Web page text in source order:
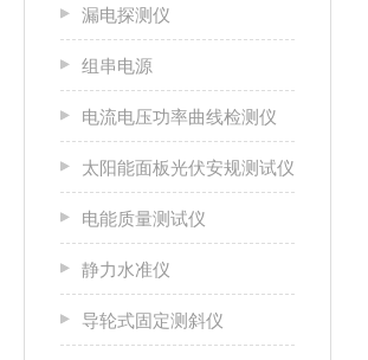
漏电探测仪
组串电源
电流电压功率曲线检测仪
太阳能面板光伏安规测试仪
电能质量测试仪
静力水准仪
导轮式固定测斜仪